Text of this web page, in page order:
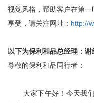
视觉风格，帮助客户在第
享受，请关注网址： http://
以下为保利和品总经理：
尊敬的保利和品同行者：
大家下午好！今天我们